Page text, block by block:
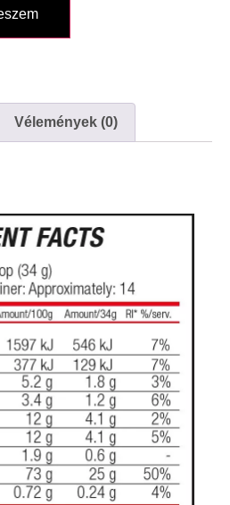
Vélemények (0)